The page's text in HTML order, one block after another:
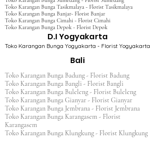
Toko Karangan Bunga Tasikmalaya - Florist Tasikmalaya
Toko Karangan Bunga Banjar- Florist Banjar
Toko Karangan Bunga Cimahi - Florist Cimahi
Toko Karangan Bunga Depok - Florist Depok
D.I Yogyakarta
Toko Karangan Bunga Yogyakarta - Florist Yogyakarta
Bali
Toko Karangan Bunga Badung - Florist Badung
Toko Karangan Bunga Bangli - Florist Bangli
Toko Karangan Bunga Buleleng - Florist Buleleng
Toko Karangan Bunga Gianyar - Florist Gianyar
Toko Karangan Bunga Jembrana - Florist Jembrana
Toko Karangan Bunga Karangasem - Florist
Karangasem
Toko Karangan Bunga Klungkung - Florist Klungkung